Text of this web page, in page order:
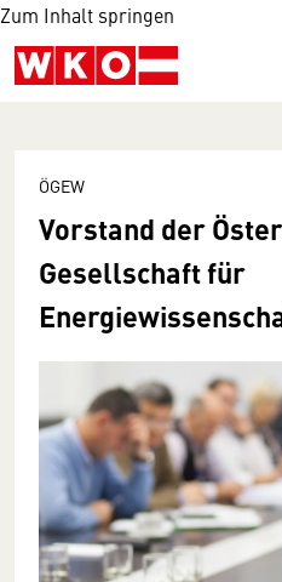
Zum Inhalt springen
ÖGEW
Vorstand der
Gesellschaft für